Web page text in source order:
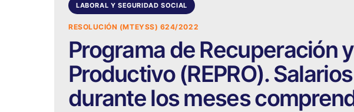
LABORAL Y SEGURIDAD SOCIAL
RESOLUCIÓN (MTEYSS) 624/2022
Programa de Recuperación
Productivo (REPRO).
durante los meses